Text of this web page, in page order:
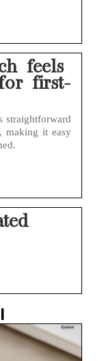
feels
first-
straightforward
making it easy